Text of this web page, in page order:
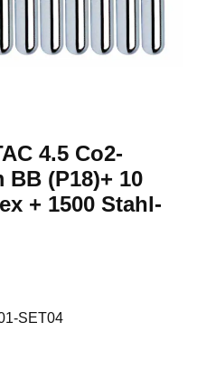
4.5 Co2-
(P18)+ 10
+ 1500 Stahl-
SET04